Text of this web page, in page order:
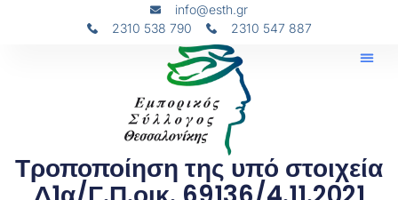
info@esth.gr
2310 538 790
2310 547 887
Τροποποίηση της υπό στοιχεία